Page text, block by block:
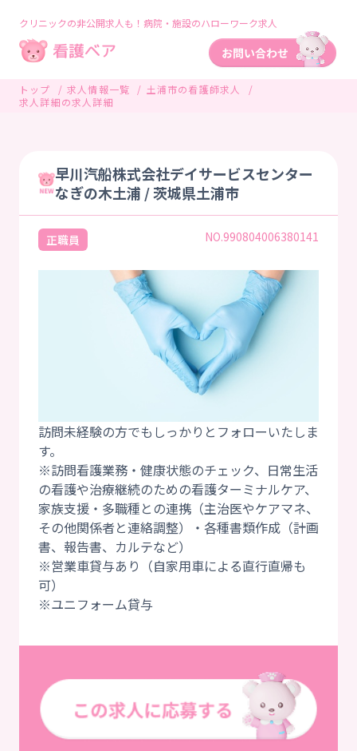
クリニックの非公開求人も！病院・施設のハローワーク求人
トップ 求人情報一覧
土浦市の看護師求人
求人詳細の求人詳細
早川汽船株式会社デイサービスセンター
なぎの木土浦 / 茨城県土浦市
正職員 NO.990804006380141
訪問未経験の方でもしっかりとフォローいたしま
す。
※訪問看護業務・健康状態のチェック、日常生活
の看護や治療継続のための看護ターミナルケア、
家族支援・多職種との連携（主治医やケアマネ、
その他関係者と連絡調整）・各種書類作成（計画
書、報告書、カルテなど）
※営業車貸与あり（自家用車による直行直帰も
可）